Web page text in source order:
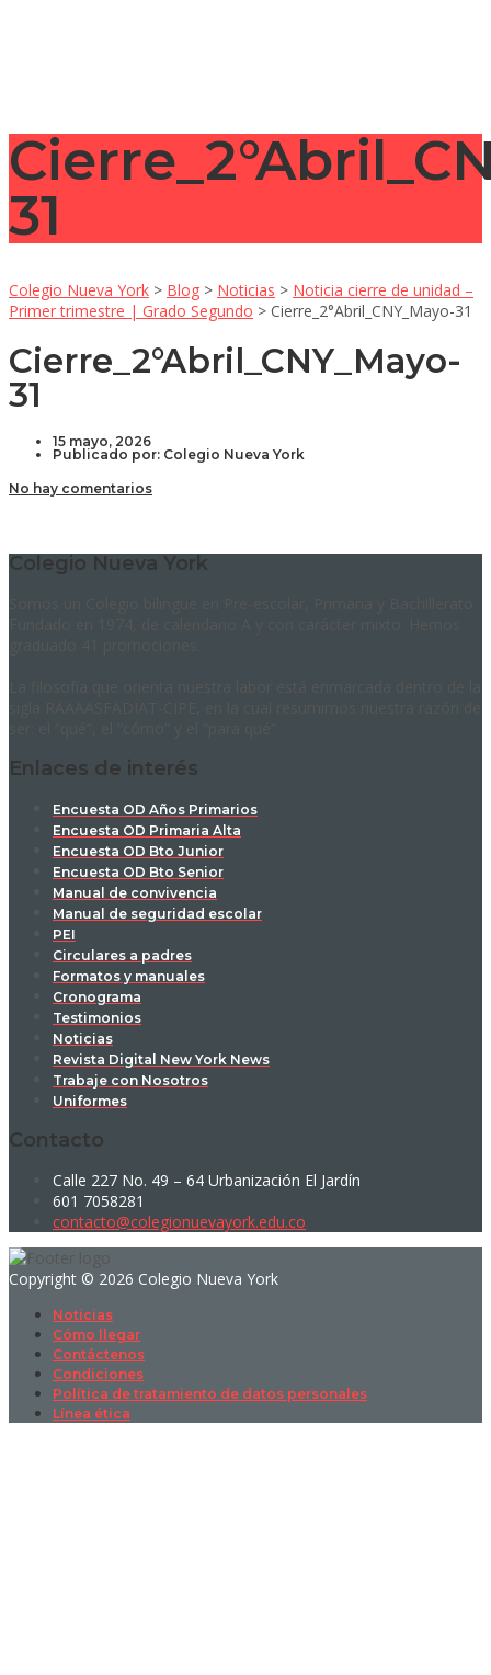
31
Colegio Nueva York > Blog > Noticias > Noticia cierre de unidad –
Primer trimestre | Grado Segundo > Cierre_2°Abril_CNY_Mayo-31
Cierre_2°Abril_CNY_Mayo-
31
15 mayo, 2026
Publicado por: Colegio Nueva York
No hay comentarios
Colegio Nueva York
Enlaces de interés
Encuesta OD Años Primarios
Encuesta OD Primaria Alta
Encuesta OD Bto Junior
Encuesta OD Bto Senior
Manual de convivencia
Manual de seguridad escolar
PEI
Circulares a padres
Formatos y manuales
Cronograma
Testimonios
Noticias
Revista Digital New York News
Trabaje con Nosotros
Uniformes
Contacto
Calle 227 No. 49 – 64 Urbanización El Jardín
601 7058281
contacto@colegionuevayork.edu.co
Copyright © 2026 Colegio Nueva York
Noticias
Cómo llegar
Contáctenos
Condiciones
Política de tratamiento de datos personales
Línea ética